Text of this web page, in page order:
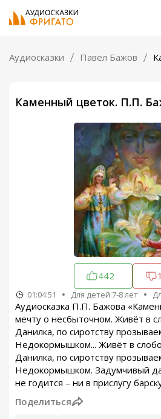
Аудиосказки Павел Бажов
Каменный цветок. П.П.
442
01:04:51 Для детей 7-8 лет
Аудиосказка П.П. Бажова
мечту о несбыточном. Живёт в
Данилка, по сиротству
Недокормышком... Живёт в
Данилка, по сиротству
Недокормышком. Задумчивый
не годится – ни в прислугу
Поделиться